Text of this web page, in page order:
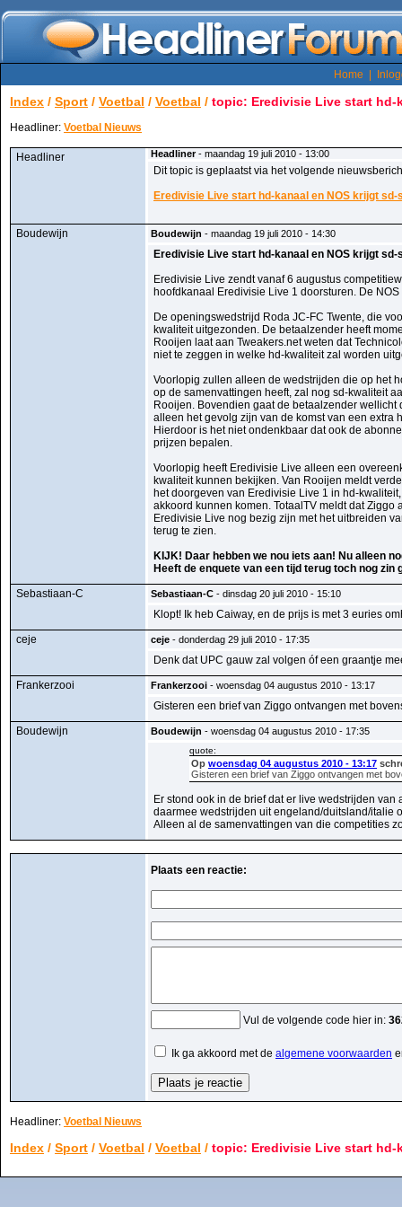
Home
Index / Sport / Voetbal / Voetbal / topic: Eredivisie Live start hd-
Headliner: Voetbal Nieuws
Headliner Headliner- maandag 19 juli 2010 - 13:00
Dit topic is geplaatst via het volgende
Eredivisie Live start hd-kanaal en NOS krijgt
Boudewijn Boudewijn - maandag 19 juli 2010 - 14:30
Eredivisie Live start hd-kanaal en NOS krijgt
Eredivisie Live zendt vanaf 6 augustus
hoofdkanaal Eredivisie Live 1 doorsturen. De
De openingswedstrijd Roda JC-FC Twente, die
kwaliteit uitgezonden. De betaalzender heeft
Rooijen laat aan Tweakers.net weten dat
niet te zeggen in welke hd-kwaliteit zal worden
Voorlopig zullen alleen de wedstrijden die op het
op de samenvattingen heeft, zal nog sd-kwaliteit
Rooijen. Bovendien gaat de betaalzender
alleen het gevolg zijn van de komst van een extra
Hierdoor is het niet ondenkbaar dat ook de
prijzen bepalen.
Voorlopig heeft Eredivisie Live alleen een
kwaliteit kunnen bekijken. Van Rooijen meldt
het doorgeven van Eredivisie Live 1 in hd-
akkoord kunnen komen. TotaalTV meldt dat
Eredivisie Live nog bezig zijn met het uitbreiden
terug te zien.
KIJK! Daar hebben we nou iets aan! Nu alleen
Heeft de enquete van een tijd terug toch nog zin
Sebastiaan-C
Sebastiaan-C - dinsdag 20 juli 2010 - 15:10
Klopt! Ik heb Caiway, en de prijs is met 3 euries
ceje
ceje - donderdag 29 juli 2010 - 17:35
Denk dat UPC gauw zal volgen óf een graantje
Frankerzooi
Frankerzooi - woensdag 04 augustus 2010 - 13:17
Gisteren een brief van Ziggo ontvangen met
Boudewijn
Boudewijn - woensdag 04 augustus 2010 - 17:35
quote:
Op woensdag 04 augustus 2010 - 13:17
Gisteren een brief van Ziggo ontvangen met
Er stond ook in de brief dat er live wedstrijden
daarmee wedstrijden uit engeland/duitsland/italie
Alleen al de samenvattingen van die competities
Plaats een reactie:
Vul de volgende code hier in:
Ik ga akkoord met de algemene voorwaarden
Headliner: Voetbal Nieuws
Index / Sport / Voetbal / Voetbal / topic: Eredivisie Live start hd-